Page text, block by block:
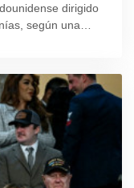
dirigido
según una